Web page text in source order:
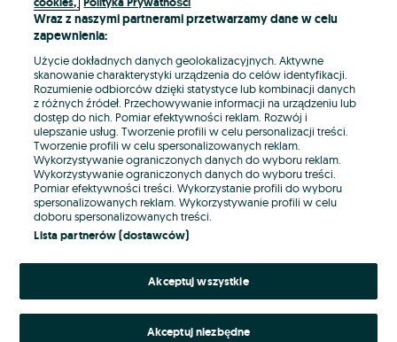
LUB
E-mail
Hasło
Nie pamiętasz hasła?
Zaloguj się
Wraz z naszymi partnerami przetwarzamy dane w celu
zapewnienia:
Użycie dokładnych danych geolokalizacyjnych. Aktywne
skanowanie charakterystyki urządzenia do celów identyfikacji.
Rozumienie odbiorców dzięki statystyce lub kombinacji danych
z różnych źródeł. Przechowywanie informacji na urządzeniu lub
dostęp do nich. Pomiar efektywności reklam. Rozwój i
ulepszanie usług. Tworzenie profili w celu personalizacji treści.
Tworzenie profili w celu spersonalizowanych reklam.
Wykorzystywanie ograniczonych danych do wyboru reklam.
Wykorzystywanie ograniczonych danych do wyboru treści.
Pomiar efektywności treści. Wykorzystanie profili do wyboru
spersonalizowanych reklam. Wykorzystywanie profili w celu
doboru spersonalizowanych treści.
Lista partnerów (dostawców)
Akceptuj wszystkie
Akceptuj niezbędne